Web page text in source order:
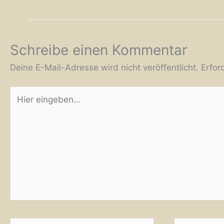
Schreibe einen Kommentar
Deine E-Mail-Adresse wird nicht veröffentlicht.
eingeben…